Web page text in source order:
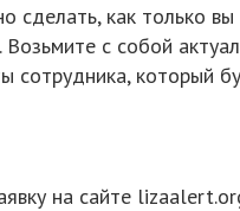
сделать, как только
с собой
который
на сайте